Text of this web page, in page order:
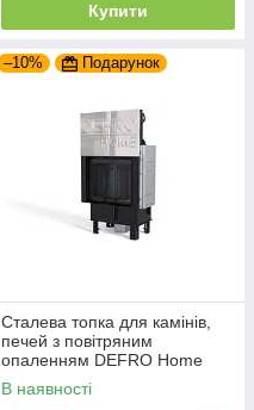
Купити
–10% Подарунок
Сталева топка для камінів,
печей з повітряним
опаленням DEFRO Home
INTRA SM G (чорний шамот)
з гільйотиною
В наявності